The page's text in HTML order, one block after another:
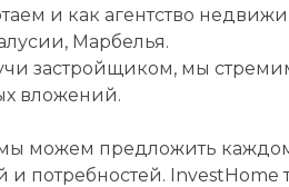
и как агентство
Марбелья.
застройщиком, мы
вложений.
можем предложить
и потребностей.